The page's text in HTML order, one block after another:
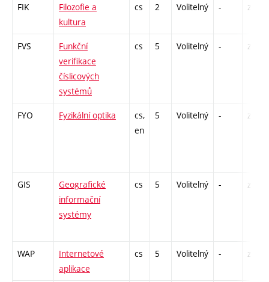
FIK
Filozofie a
kultura
cs 2 Volitelný - zá
FVS
Funkční
verifikace
číslicových
systémů
cs 5 Volitelný - zk
FYO Fyzikální optika
cs,
en
5 Volitelný - zk
GIS
Geografické
informační
systémy
cs 5 Volitelný - zá,zk
WAP
Internetové
aplikace
cs 5 Volitelný - zá,zk